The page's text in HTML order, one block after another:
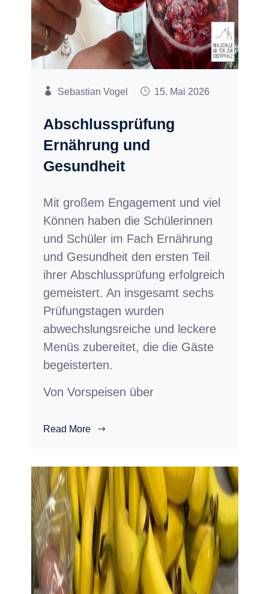
Sebastian Vogel 15. Mai 2026
Abschlussprüfung
Ernährung und
Gesundheit
Mit großem Engagement und viel
Können haben die Schülerinnen
und Schüler im Fach Ernährung
und Gesundheit den ersten Teil
ihrer Abschlussprüfung erfolgreich
gemeistert. An insgesamt sechs
Prüfungstagen wurden
abwechslungsreiche und leckere
Menüs zubereitet, die die Gäste
begeisterten.
Von Vorspeisen über
Read More